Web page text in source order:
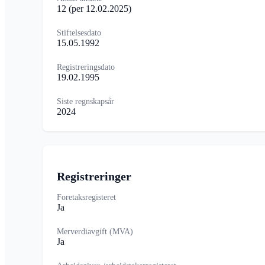
12 (per 12.02.2025)
Stiftelsesdato
15.05.1992
Registreringsdato
19.02.1995
Siste regnskapsår
2024
Registreringer
Foretaksregisteret
Ja
Merverdiavgift (MVA)
Ja